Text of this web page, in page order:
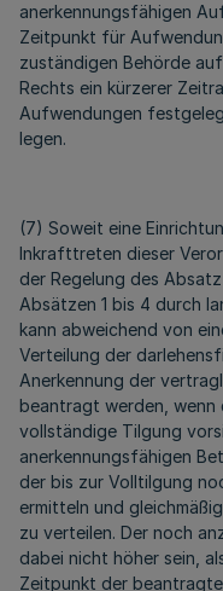
anerkennungsfähigen
Zeitpunkt für
zuständigen Behörde
Rechts ein kürzerer
Aufwendungen
legen.
(7) Soweit eine
Inkrafttreten dieser
der Regelung des
Absätzen 1 bis 4 durch
kann abweichend von
Verteilung der
Anerkennung der
beantragt werden, wenn
vollständige Tilgung
anerkennungsfähigen
der bis zur Volltilgung
ermitteln und
zu verteilen. Der noch
dabei nicht höher sein,
Zeitpunkt der